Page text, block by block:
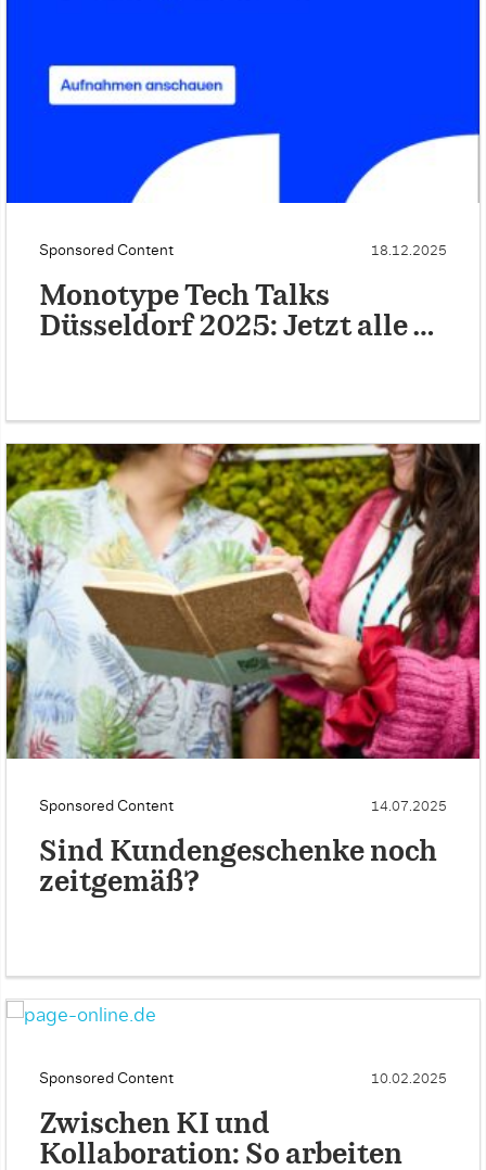
Sponsored Content 18.12.2025
Monotype Tech Talks
Düsseldorf 2025: Jetzt alle …
Sponsored Content 14.07.2025
Sind Kundengeschenke noch
zeitgemäß?
Sponsored Content 10.02.2025
Zwischen KI und
Kollaboration: So arbeiten